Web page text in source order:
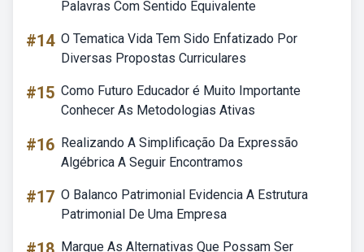
Palavras Com Sentido Equivalente
#14 O Tematica Vida Tem Sido Enfatizado Por
Diversas Propostas Curriculares
#15 Como Futuro Educador é Muito Importante
Conhecer As Metodologias Ativas
#16 Realizando A Simplificação Da Expressão
Algébrica A Seguir Encontramos
#17 O Balanco Patrimonial Evidencia A Estrutura
Patrimonial De Uma Empresa
Marque As Alternativas Que Possam Ser